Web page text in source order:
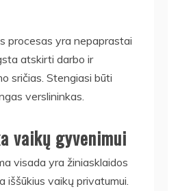
procesas yra nepaprastai
atskirti darbo ir
sričias. Stengiasi būti
verslininkas.
vaikų gyvenimui
visada yra žiniasklaidos
iššūkius vaikų privatumui.